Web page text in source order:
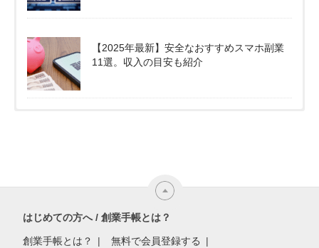
【2025年最新】安全なおすすめスマホ副業
11選。収入の目安も紹介
はじめての方へ / 創業手帳とは？
創業手帳とは？ 無料で会員登録する